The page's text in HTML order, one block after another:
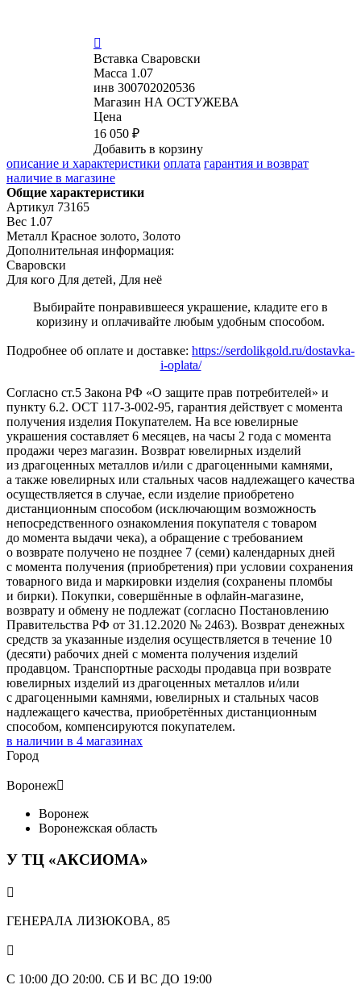

Вставка Сваровски
Масса 1.07
инв 300702020536
Магазин НА ОСТУЖЕВА
Цена
16 050 ₽
Добавить в корзину
описание и характеристики оплата гарантия и возврат
наличие в магазине
Общие характеристики
Артикул 73165
Вес 1.07
Металл Красное золото, Золото
Дополнительная информация:
Сваровски
Для кого Для детей, Для неё
Выбирайте понравившееся украшение, кладите его в
коризину и оплачивайте любым удобным способом.
Подробнее об оплате и доставке: https://serdolikgold.ru/dostavka-
i-oplata/
Согласно ст.5 Закона РФ «О защите прав потребителей» и
пункту 6.2. ОСТ 117-3-002-95, гарантия действует с момента
получения изделия Покупателем. На все ювелирные
украшения составляет 6 месяцев, на часы 2 года с момента
продажи через магазин. Возврат ювелирных изделий
из драгоценных металлов и/или с драгоценными камнями,
а также ювелирных или стальных часов надлежащего качества
осуществляется в случае, если изделие приобретено
дистанционным способом (исключающим возможность
непосредственного ознакомления покупателя с товаром
до момента выдачи чека), а обращение с требованием
о возврате получено не позднее 7 (семи) календарных дней
с момента получения (приобретения) при условии сохранения
товарного вида и маркировки изделия (сохранены пломбы
и бирки). Покупки, совершённые в офлайн-магазине,
возврату и обмену не подлежат (согласно Постановлению
Правительства РФ от 31.12.2020 № 2463). Возврат денежных
средств за указанные изделия осуществляется в течение 10
(десяти) рабочих дней с момента получения изделий
продавцом. Транспортные расходы продавца при возврате
ювелирных изделий из драгоценных металлов и/или
с драгоценными камнями, ювелирных и стальных часов
надлежащего качества, приобретённых дистанционным
способом, компенсируются покупателем.
в наличии в 4 магазинах
Город
Воронеж
Воронеж
Воронежская область
У ТЦ «АКСИОМА»

ГЕНЕРАЛА ЛИЗЮКОВА, 85

С 10:00 ДО 20:00. СБ И ВС ДО 19:00